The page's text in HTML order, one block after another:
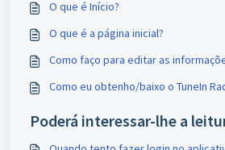
O que é Início?
O que é a página inicial?
Como faço para editar as
Como eu obtenho/baixo o TuneIn
Poderá interessar-lhe a